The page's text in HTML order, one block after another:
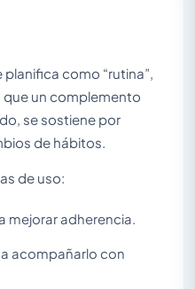
como “rutina”,
que un complemento
se sostiene por
de hábitos.
de uso:
mejorar adherencia.
acompañarlo con